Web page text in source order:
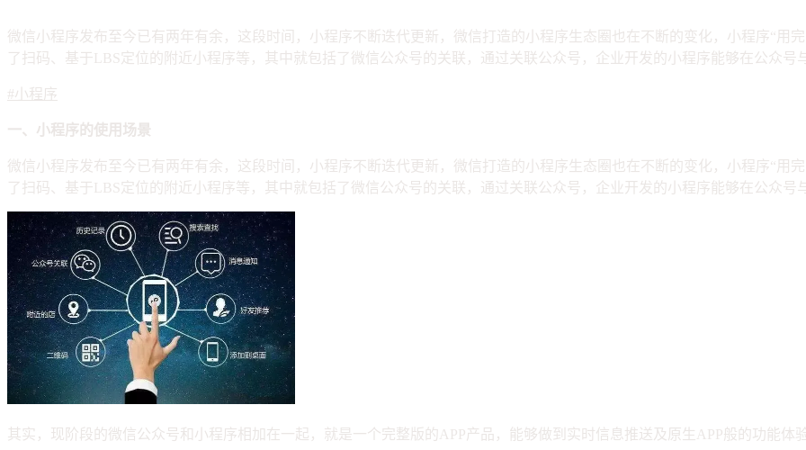
微信小程序发布至今已有两年有余，这段时间，小程序不断迭代更新，微信打造的小程序生态圈也在不断的变化，小程序“用
了扫码、基于LBS定位的附近小程序等，其中就包括了微信公众号的关联，通过关联公众号，企业开发的小程序能够在公众
#小程序
一、小程序的使用场景
微信小程序发布至今已有两年有余，这段时间，小程序不断迭代更新，微信打造的小程序生态圈也在不断的变化，小程序“用
了扫码、基于LBS定位的附近小程序等，其中就包括了微信公众号的关联，通过关联公众号，企业开发的小程序能够在公众
其实，现阶段的微信公众号和小程序相加在一起，就是一个完整版的APP产品，能够做到实时信息推送及原生APP般的功能体